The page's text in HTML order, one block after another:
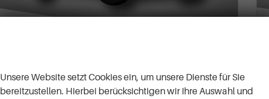
Sportline 2.0 TSI 7-Gang-DSG 4x4
ca 1 Woche Neuwagen
Unsere Website setzt Cookies ein, um unsere Dienste für Sie
bereitzustellen. Hierbei berücksichtigen wir Ihre Auswahl und